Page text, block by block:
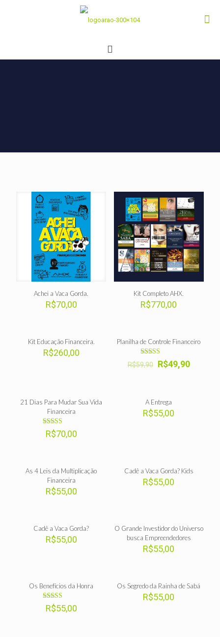
Achei a Vaca Gorda.
R$70,00
Kit Completo AHX.
R$770,00
Kit Educação Financeira.
R$260,00
-17%
Planilha de Controle Financeiro
Avaliação
5.00
R$59,90 Original
R$49,90Current
21 Dias Para Mudar Sua Vida
Financeira
Avaliação
5.00
R$70,00
A Entrega
R$55,00
As 4 Leis da Multiplicação
Financeira
R$55,00
Cadê a Vaca Gorda? Kids
R$55,00
Cadê a Vaca Gorda?
R$55,00
O Grande Investidor do Universo
busca Empreendedores
R$55,00
Os Benefícios da Honra
Avaliação
5.00
R$55,00
Os Segredo da Rainha de Sabá
R$55,00